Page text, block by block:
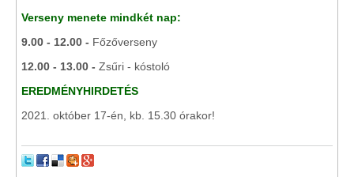
Verseny menete mindkét nap:
9.00 - 12.00 - Főzőverseny
12.00 - 13.00 - Zsűri - kóstoló
EREDMÉNYHIRDETÉS
2021. október 17-én, kb. 15.30 órakor!